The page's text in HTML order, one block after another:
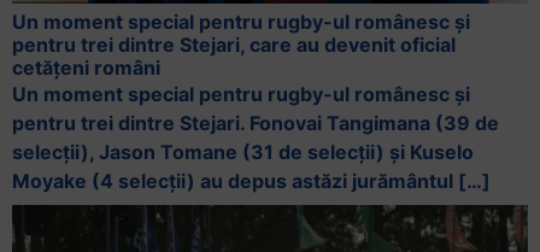
/".
This
activates
the
screen
reader
Un moment special pentru rugby-ul românesc și
pentru trei dintre Stejari, care au devenit oficial
cetățeni români
Un moment special pentru rugby-ul românesc și
pentru trei dintre Stejari. Fonovai Tangimana (39 de
selecții), Jason Tomane (31 de selecții) și Kuselo
Moyake (4 selecții) au depus astăzi jurământul […]